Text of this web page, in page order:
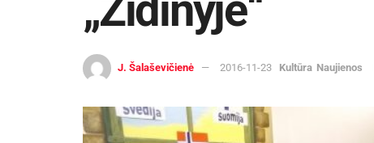
J. Šalaševičienė 2016-11-23 Kultūra Naujienos